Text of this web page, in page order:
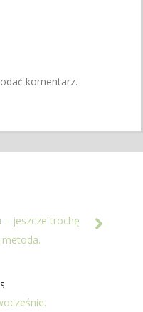
komentarz.
– jeszcze trochę